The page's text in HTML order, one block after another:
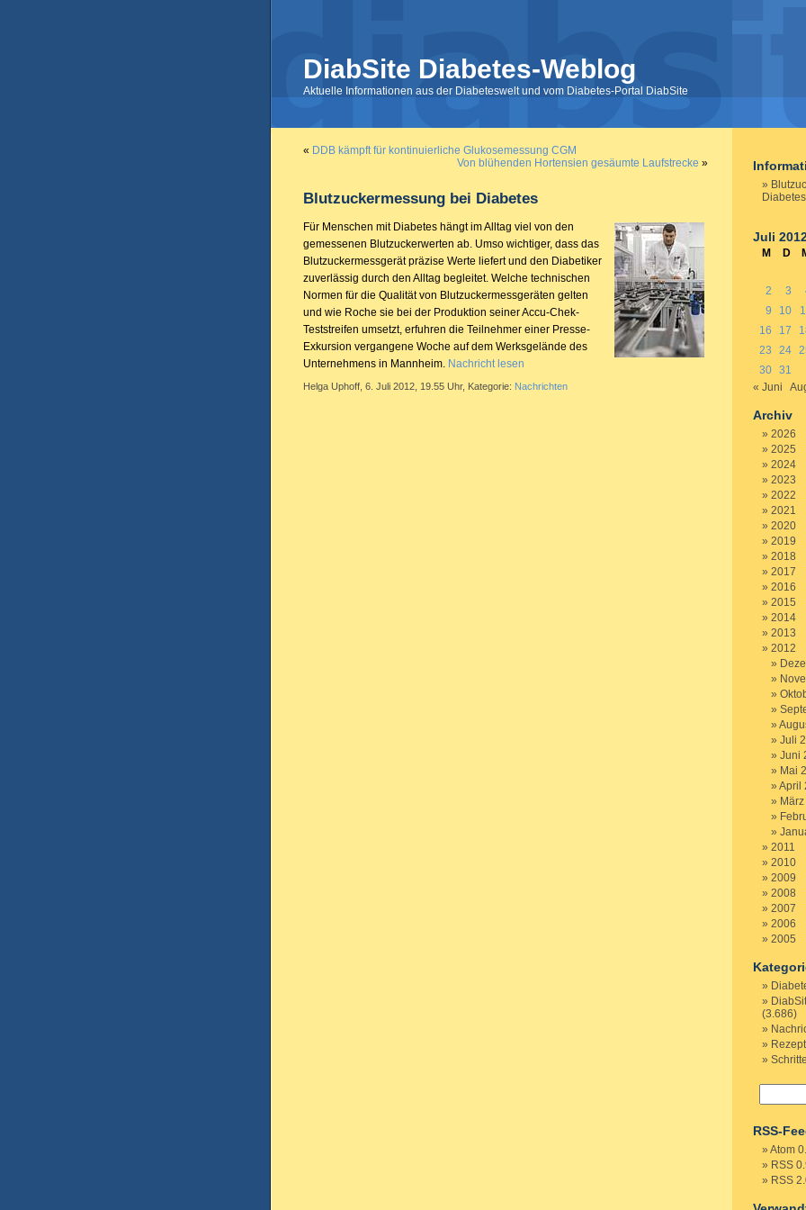
DiabSite Diabetes-Weblog
Aktuelle Informationen aus der Diabeteswelt und vom Diabetes-Portal DiabSite
« DDB kämpft für kontinuierliche Glukosemessung CGM
Von blühenden Hortensien gesäumte Laufstrecke »
Blutzuckermessung bei Diabetes
Für Menschen mit Diabetes hängt im Alltag viel von den
gemessenen Blutzuckerwerten ab. Umso wichtiger, dass das
Blutzuckermessgerät präzise Werte liefert und den Diabetiker
zuverlässig durch den Alltag begleitet. Welche technischen
Normen für die Qualität von Blutzuckermessgeräten gelten
und wie Roche sie bei der Produktion seiner Accu-Chek-
Teststreifen umsetzt, erfuhren die Teilnehmer einer Presse-
Exkursion vergangene Woche auf dem Werksgelände des
Unternehmens in Mannheim. Nachricht lesen
Helga Uphoff, 6. Juli 2012, 19.55 Uhr, Kategorie: Nachrichten
Diabetes
Juli
M D
2
3
9
10
16
17
23
24
30 31
« Juni
Archiv
2026
2025
2024
2023
2022
2021
2020
2019
2018
2017
2016
2015
2014
2013
2012
Juli
Juni
Mai
April
2011
2010
2009
2008
2007
2006
2005
(3.686)
RSS-
Atom
RSS
RSS